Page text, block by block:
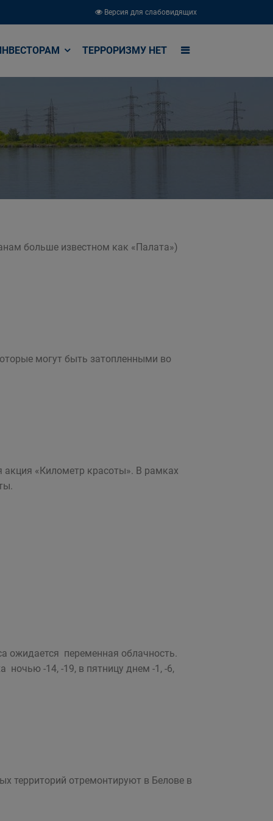
Версия для слабовидящих
ТЕРРОРИЗМУ НЕТ
больше известном как «Палата»)
могут быть затопленными во
«Километр красоты». В рамках
ожидается переменная облачность.
ночью -14, -19, в пятницу днем -1, -6,
территорий отремонтируют в Белове в